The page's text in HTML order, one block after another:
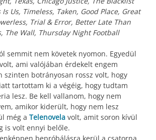
Us, Timeless, Taken, Good Place, Great
Trial & Error, Better Late Than
The Wall, Thursday Night Football
semmit nem követek nyomon. Egyedül
volt, ami valójában érdekelt engem
szinten botrányosan rossz volt, hogy
tartottam ki a végéig, hogy tudtam
lesz. Be kell vallanom, hogy nem
amikor kiderült, hogy nem lesz
még a Telenovela volt, amit soron kívül
is volt ennyi belőle.